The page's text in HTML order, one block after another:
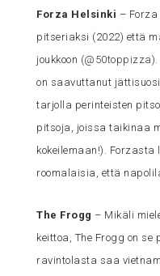
Forza Helsinki –
pitseriaksi (2022) että
joukkoon (@50toppizza
on saavuttanut
tarjolla perinteisten
pitsoja, joissa taikinaa
kokeilemaan!). Forzasta
roomalaisia, että
The Frogg – Mikäli
keittoa, The Frogg on
ravintolasta saa